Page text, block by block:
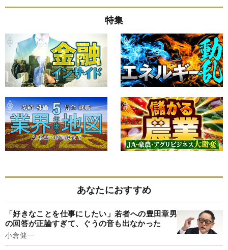
特集
あなたにおすすめ
「好きなことを仕事にしたい」若者への豊田章男
の回答が正論すぎて、ぐうの音も出なかった
小倉健一